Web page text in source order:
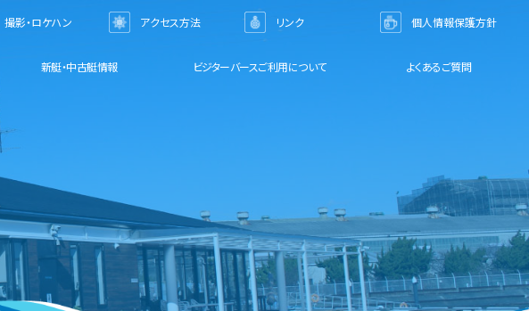
撮影・ロケハン アクセス方法 リンク
個人情報保護方針
新艇・中古艇情報 ビジターバースご利用について よくあるご質問